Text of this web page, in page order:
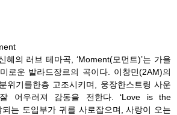
혜의 러브 테마곡, ‘Moment(모먼트)’는 가을
로운 발라드장르의 곡이다. 이창민(2AM)의
위기를한층 고조시키며, 웅장한스트링 사운
어우러져 감동을 전한다. ‘Love is the
되는 도입부가 귀를 사로잡으며, 사랑이 오는